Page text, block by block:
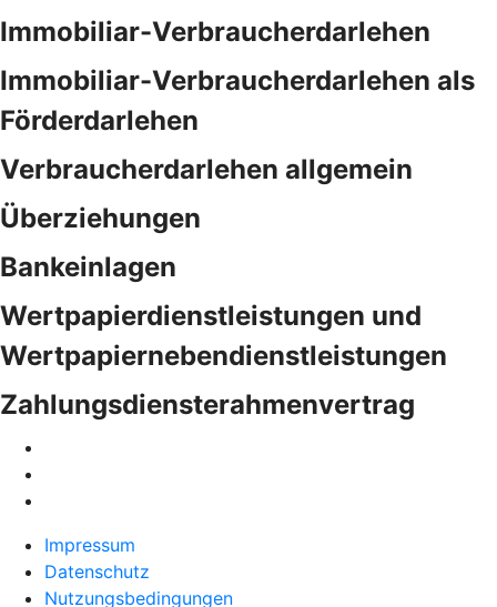
Immobiliar-Verbraucherdarlehen
Immobiliar-Verbraucherdarlehen als
Förderdarlehen
Verbraucherdarlehen allgemein
Überziehungen
Bankeinlagen
Wertpapierdienstleistungen und
Wertpapiernebendienstleistungen
Zahlungsdiensterahmenvertrag
Impressum
Datenschutz
Nutzungsbedingungen